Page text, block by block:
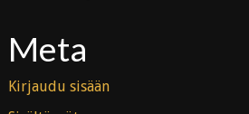
Meta
Kirjaudu sisään